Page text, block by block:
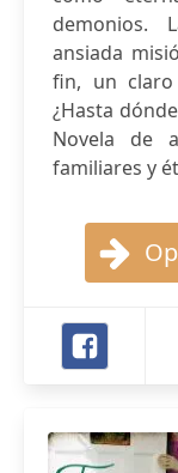
demonios.
ansiada
fin, un claro
¿Hasta
Novela de
familiares y